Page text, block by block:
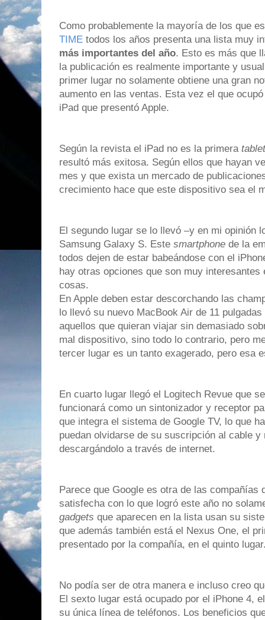
Como probablemente la mayoría de los que
TIME todos los años presenta una lista muy
más importantes del año. Esto es más que
la publicación es realmente importante y
primer lugar no solamente obtiene una gran
aumento en las ventas. Esta vez el que
iPad que presentó Apple.
Según la revista el iPad no es la primera tablet
resultó más exitosa. Según ellos que hayan
mes y que exista un mercado de
crecimiento hace que este dispositivo sea el
El segundo lugar se lo llevó –y en mi opinión
Samsung Galaxy S. Este smartphone de la
todos dejen de estar babeándose con el
hay otras opciones que son muy
cosas.
En Apple deben estar descorchando las
lo llevó su nuevo MacBook Air de 11
aquellos que quieran viajar sin demasiado
mal dispositivo, sino todo lo contrario, pero
tercer lugar es un tanto exagerado, pero esa
En cuarto lugar llegó el Logitech Revue que
funcionará como un sintonizador y receptor
que integra el sistema de Google TV, lo que
puedan olvidarse de su suscripción al cable y
descargándolo a través de internet.
Parece que Google es otra de las compañías
satisfecha con lo que logró este año no
gadgets que aparecen en la lista usan su
que además también está el Nexus One, el
presentado por la compañía, en el quinto
No podía ser de otra manera e incluso creo
El sexto lugar está ocupado por el iPhone 4,
su única línea de teléfonos. Los beneficios